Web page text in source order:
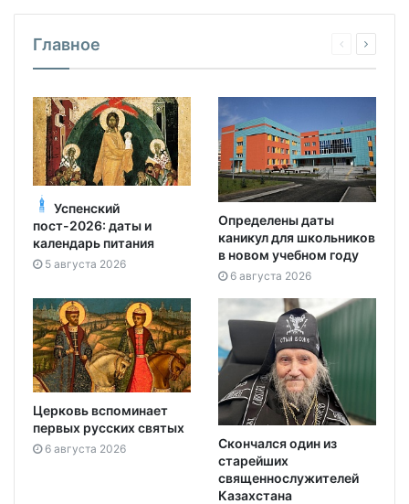
Главное
Успенский
пост-2026: даты и
календарь питания
5 августа 2026
Определены даты
каникул для школьников
в новом учебном году
6 августа 2026
Церковь вспоминает
первых русских святых
6 августа 2026
Скончался один из
старейших
священнослужителей
Казахстана